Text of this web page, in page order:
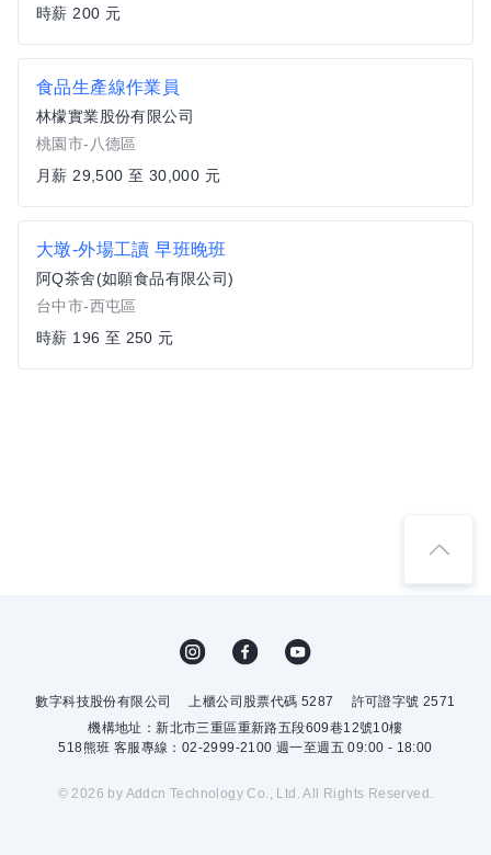
時薪 200 元
食品生產線作業員
林檬實業股份有限公司
桃園市-八德區
月薪 29,500 至 30,000 元
大墩-外場工讀 早班晚班
阿Q茶舍(如願食品有限公司)
台中市-西屯區
時薪 196 至 250 元
數字科技股份有限公司 上櫃公司股票代碼 5287
許可證字號 2571
機構地址：新北市三重區重新路五段609巷12號10樓
518熊班 客服專線：02-2999-2100 週一至週五 09:00 - 18:00
© 2026 by Addcn Technology Co., Ltd. All Rights Reserved.